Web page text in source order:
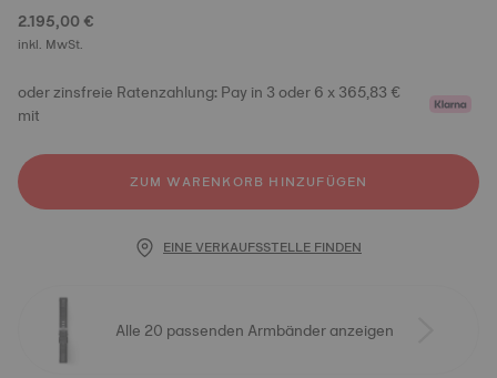
2.195,00 €
inkl. MwSt.
oder zinsfreie Ratenzahlung: Pay in 3 oder 6 x 365,83 €
mit
ZUM WARENKORB HINZUFÜGEN
EINE VERKAUFSSTELLE FINDEN
Alle 20 passenden Armbänder anzeigen